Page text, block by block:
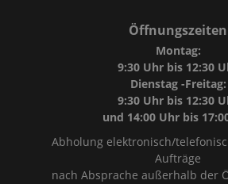
Öffnungszeiten
Montag:
9:30 Uhr bis 12:30
Dienstag -Freitag:
9:30 Uhr bis 12:30
und 14:00 Uhr bis
Abholung elektronisch/
Aufträge
nach Absprache außerhalb der